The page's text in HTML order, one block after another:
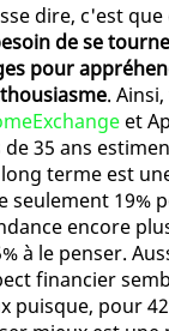
dire, c'est
de se
pour
.
et
35 ans
terme est
seulement 19%
encore
à le penser.
financier
puisque, pour